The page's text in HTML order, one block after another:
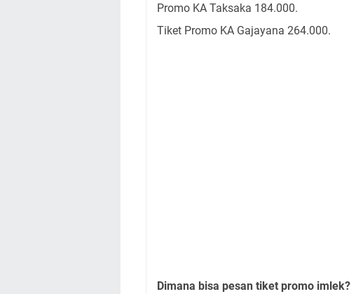
Promo KA Taksaka 184.000.
Tiket Promo KA Gajayana 264.000.
Dimana bisa pesan tiket promo imlek?